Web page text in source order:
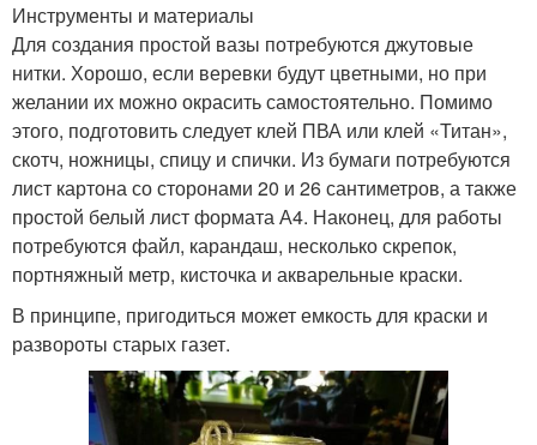
Инструменты и материалы
Для создания простой вазы потребуются джутовые
нитки. Хорошо, если веревки будут цветными, но при
желании их можно окрасить самостоятельно. Помимо
этого, подготовить следует клей ПВА или клей «Титан»,
скотч, ножницы, спицу и спички. Из бумаги потребуются
лист картона со сторонами 20 и 26 сантиметров, а также
простой белый лист формата А4. Наконец, для работы
потребуются файл, карандаш, несколько скрепок,
портняжный метр, кисточка и акварельные краски.
В принципе, пригодиться может емкость для краски и
развороты старых газет.